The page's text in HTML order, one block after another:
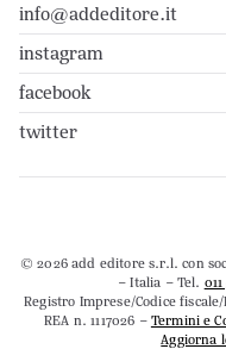
info@addeditore.it
instagram
facebook
twitter
© 2026 add editore s.r.l. con
– Italia – Tel.
Registro Imprese/Codice
REA n. 1117026 –Termini e
Aggiorna